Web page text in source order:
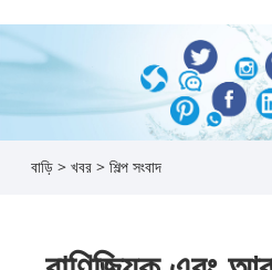
বাড়ি > খবর> শিল্প সংবাদ